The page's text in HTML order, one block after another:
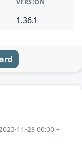
VERSION
1.36.1
11-28 00:30 –